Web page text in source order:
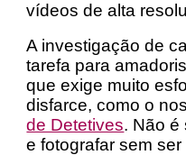
vídeos de alta
A investigação de
tarefa para
que exige muito
disfarce, como o
de Detetives. Não é
e fotografar sem